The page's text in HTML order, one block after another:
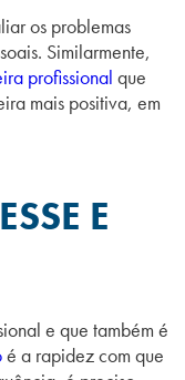
os problemas
Similarmente,
profissional que
mais positiva, em
E
e que também é
é a rapidez com que